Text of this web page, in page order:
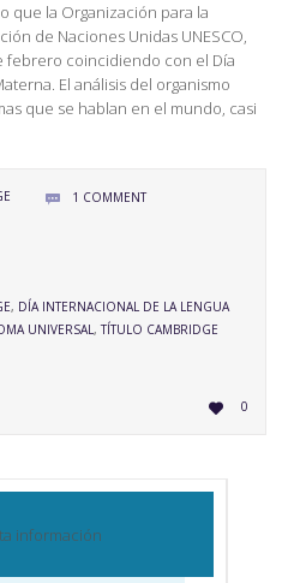
que la Organización para la
de Naciones Unidas UNESCO,
febrero coincidiendo con el Día
El análisis del organismo
que se hablan en el mundo, casi
 1 COMMENT
, DÍA INTERNACIONAL DE LA LENGUA
UNIVERSAL,TÍTULO CAMBRIDGE
 LOVE
IT0
información